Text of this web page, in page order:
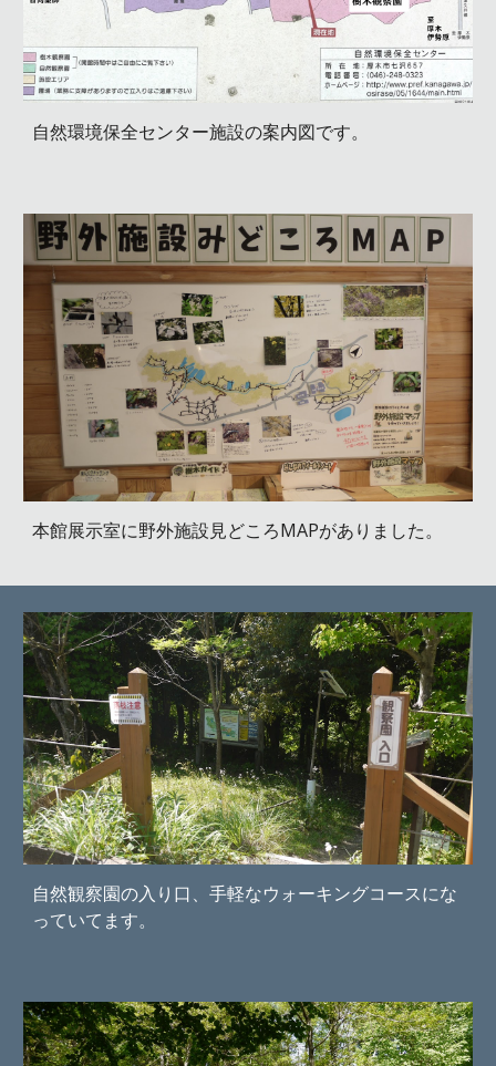
自然環境保全センター施設の案内図です。
本館展示室に野外施設見どころMAPがありました。
自然観察園の入り口、手軽なウォーキングコースにな
っていてます。